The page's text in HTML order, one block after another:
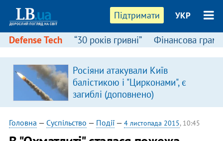
Підтримати УКР
Defense Tech “30 років гривні” Фінансова
Росіяни атакували Київ
балістикою і "Цирконами", є
загиблі (доповнено)
Головна — Суспільство — Події— 4 листопада 2015, 10:45